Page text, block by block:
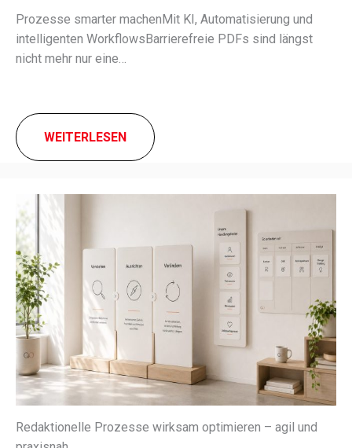
Prozesse smar­ter machenMit KI, Automatisierung und
intel­li­gen­ten WorkflowsBarrierefreie PDFs sind längst
nicht mehr nur eine…
WEITERLESEN
Redaktionelle Prozesse wirksam optimieren – agil und